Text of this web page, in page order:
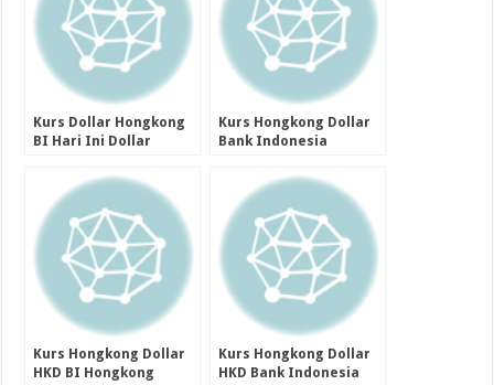
Kurs Dollar Hongkong
BI Hari Ini Dollar
Kurs Hongkong Dollar
Bank Indonesia
Dollar 2 Februari 2024
Kurs Hongkong Dollar
HKD BI Hongkong
Kurs Hongkong Dollar
HKD Bank Indonesia